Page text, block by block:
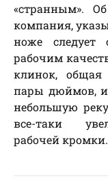
«странным».
компания,
ноже следует
рабочим
клинок,
пары дюймов,
небольшую
все-таки
рабочей кромки.